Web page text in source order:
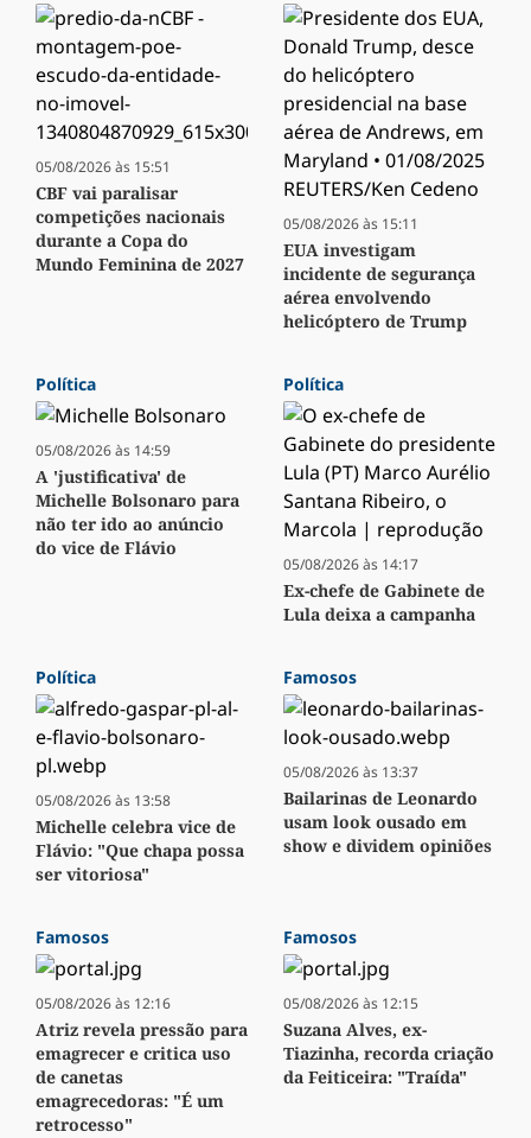
05/08/2026 às 15:51
CBF vai paralisar
competições nacionais
durante a Copa do
Mundo Feminina de 2027
05/08/2026 às 15:11
EUA investigam
incidente de segurança
aérea envolvendo
helicóptero de Trump
Política
05/08/2026 às 14:59
A 'justificativa' de
Michelle Bolsonaro para
não ter ido ao anúncio
do vice de Flávio
Política
05/08/2026 às 14:17
Ex-chefe de Gabinete de
Lula deixa a campanha
Política
05/08/2026 às 13:58
Michelle celebra vice de
Flávio: "Que chapa possa
ser vitoriosa"
Famosos
05/08/2026 às 13:37
Bailarinas de Leonardo
usam look ousado em
show e dividem opiniões
Famosos
05/08/2026 às 12:16
Atriz revela pressão para
emagrecer e critica uso
de canetas
emagrecedoras: "É um
retrocesso"
Famosos
05/08/2026 às 12:15
Suzana Alves, ex-
Tiazinha, recorda criação
da Feiticeira: "Traída"